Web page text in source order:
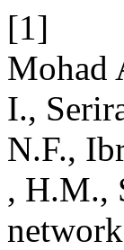
[1]
Mohad
I.,
N.F.,
, H.M.,